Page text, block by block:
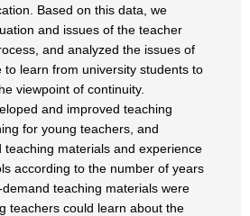
Based on this data, we
and issues of the teacher
and analyzed the issues of
to learn from university students to
viewpoint of continuity.
and improved teaching
for young teachers, and
materials and experience
according to the number of years
teaching materials were
teachers could learn about the